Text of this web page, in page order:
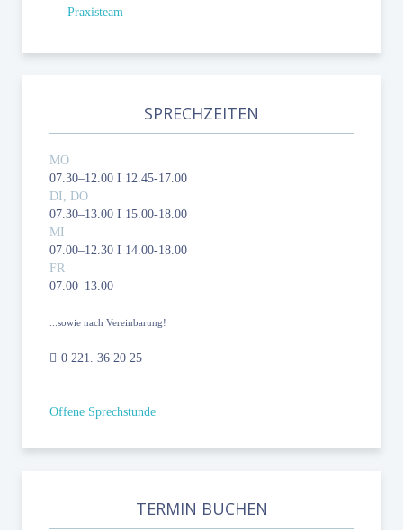
Praxisteam
SPRECHZEITEN
MO
07.30–12.00 I 12.45-17.00
DI, DO
07.30–13.00 I 15.00-18.00
MI
07.00–12.30 I 14.00-18.00
FR
07.00–13.00
...sowie nach Vereinbarung!
0 221. 36 20 25
Offene Sprechstunde
TERMIN BUCHEN